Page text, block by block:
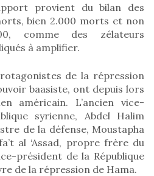
provient du bilan des
bien 2.000 morts et non
comme des zélateurs
à amplifier.
de la répression
baasiste, ont depuis lors
américain. L’ancien vice-
syrienne, Abdel Halim
de la défense, Moustapha
al ‘Assad, propre frère du
président de la République
de la répression de Hama.